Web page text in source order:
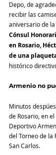
Depo, de
recibir las
aniversario de la
Cónsul
en Rosario,
de una
histórico
Armenio no
Minutos
de Rosario, en
Deportivo
del Torneo de la
San Carlos.